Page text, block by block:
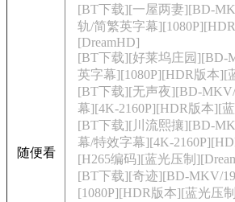
随便看
[BT下载][一屋两妻][BD-
轨/简繁英字幕
[DreamHD]
[BT下载][好莱坞庄园][BD-
英字幕][1080P][HDR版本][
[BT下载][无声夜][BD-
幕][4K-2160P][HDR版本][
[BT下载][川流熙攘][BD-
幕/特效字幕][4K-
[H265编码][蓝光压制
[BT下载][奇迹][BD-MKV/
[1080P][HDR版本][蓝光压